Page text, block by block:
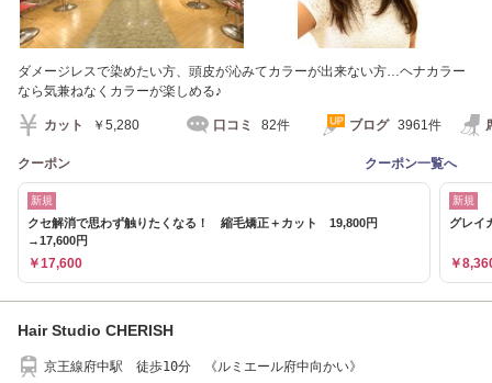
ダメージレスで染めたい方、頭皮が沁みてカラーが出来ない方…ヘナカラー
なら気兼ねなくカラーが楽しめる♪
カット ￥5,280 口コミ 82件 ブログ 3961件
クーポン クーポン一覧へ
新規
クセ解消で思わず触りたくなる！ 縮毛矯正＋カット 19,800円
→17,600円
￥17,600
新規
グレイ
￥
Hair Studio CHERISH
京王線府中駅 徒歩10分 《ルミエール府中向かい》